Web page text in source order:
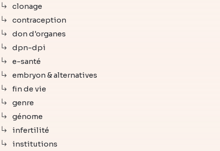
clonage
contraception
don d'organes
dpn-dpi
e-santé
embryon & alternatives
fin de vie
genre
génome
infertilité
institutions